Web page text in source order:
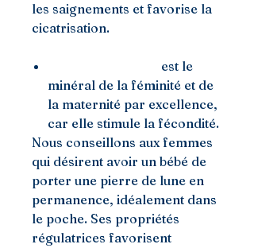
les saignements et favorise la
cicatrisation.
est le
minéral de la féminité et de
la maternité par excellence,
car elle stimule la fécondité.
Nous conseillons aux femmes
qui désirent avoir un bébé de
porter une pierre de lune en
permanence, idéalement dans
le poche. Ses propriétés
régulatrices favorisent